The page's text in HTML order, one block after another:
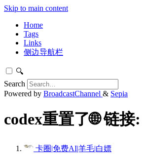
Skip to main content
Home
Tags
Links
侧边导航栏
🔍
Search
Powered by BroadcastChannel & Sepia
codex重置了🌐 链接:
卡圈|免费AI|羊毛|白嫖